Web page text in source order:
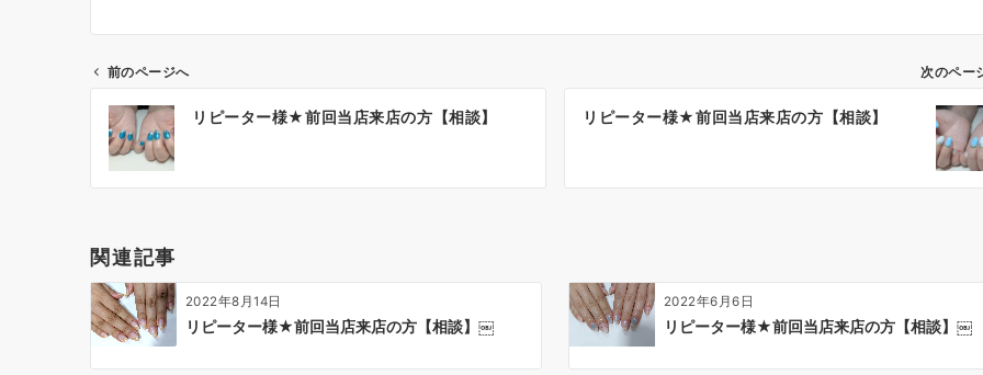
前のページへ
リピーター様★前回当店来店の方【相談】
次のペー
リピーター様★前回当店来店の方【相談】
関連記事
2022年8月14日
リピーター様★前回当店来店の方【相談】￼
2022年6月6日
リピーター様★前回当店来店の方【相談】￼